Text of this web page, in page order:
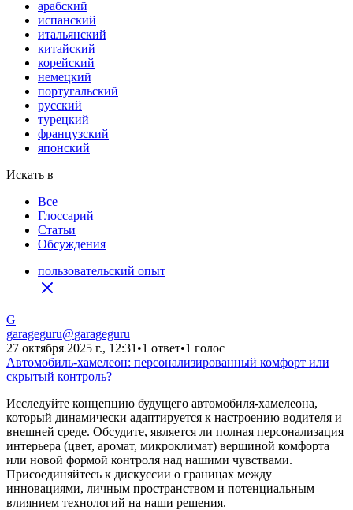
арабский
испанский
итальянский
китайский
корейский
немецкий
португальский
русский
турецкий
французский
японский
Искать в
Все
Глоссарий
Статьи
Обсуждения
пользовательский опыт
G
garageguru@garageguru
27 октября 2025 г., 12:31 •1 ответ•1 голос
Автомобиль-хамелеон: персонализированный комфорт или
скрытый контроль?
Исследуйте концепцию будущего автомобиля-хамелеона,
который динамически адаптируется к настроению водителя и
внешней среде. Обсудите, является ли полная персонализация
интерьера (цвет, аромат, микроклимат) вершиной комфорта
или новой формой контроля над нашими чувствами.
Присоединяйтесь к дискуссии о границах между
инновациями, личным пространством и потенциальным
влиянием технологий на наши решения.